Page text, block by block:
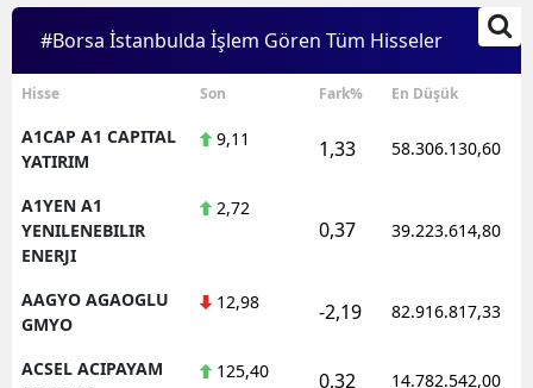
#Borsa İstanbulda İşlem Gören Tüm Hisseler
Hisse Son Fark% En Düşük
A1CAP A1 CAPITAL
YATIRIM
9,11 1,33 58.306.130,60
A1YEN A1
YENILENEBILIR
ENERJI
2,72
0,37 39.223.614,80
AAGYO AGAOGLU
GMYO
12,98 -2,19 82.916.817,33
ACSEL ACIPAYAM
125,40 0,32 14.782.542,00